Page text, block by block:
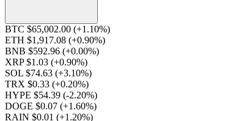
BTC $65,002.00 (+1.10%)
ETH $1,917.08 (+0.90%)
BNB $592.96 (+0.00%)
XRP $1.03 (+0.90%)
SOL $74.63 (+3.10%)
TRX $0.33 (+0.20%)
HYPE $54.39 (-2.20%)
DOGE $0.07 (+1.60%)
RAIN $0.01 (+1.20%)